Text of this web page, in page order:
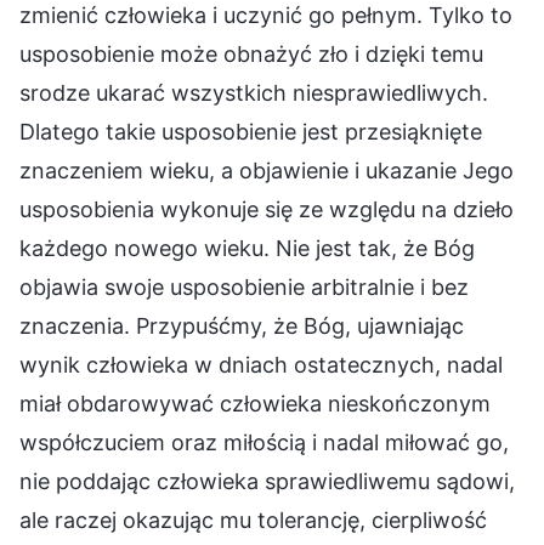
zmienić człowieka i uczynić go pełnym. Tylko to
usposobienie może obnażyć zło i dzięki temu
srodze ukarać wszystkich niesprawiedliwych.
Dlatego takie usposobienie jest przesiąknięte
znaczeniem wieku, a objawienie i ukazanie Jego
usposobienia wykonuje się ze względu na dzieło
każdego nowego wieku. Nie jest tak, że Bóg
objawia swoje usposobienie arbitralnie i bez
znaczenia. Przypuśćmy, że Bóg, ujawniając
wynik człowieka w dniach ostatecznych, nadal
miał obdarowywać człowieka nieskończonym
współczuciem oraz miłością i nadal miłować go,
nie poddając człowieka sprawiedliwemu sądowi,
ale raczej okazując mu tolerancję, cierpliwość